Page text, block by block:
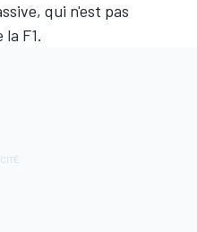
qui n'est pas
F1.